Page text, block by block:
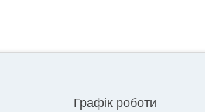
Графік роботи